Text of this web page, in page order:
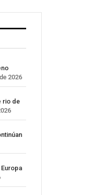
2026
rio de